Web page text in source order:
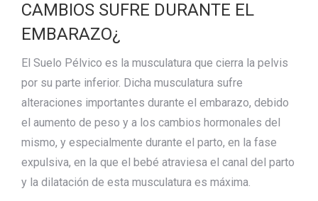
CAMBIOS SUFRE DURANTE EL
EMBARAZO¿
El Suelo Pélvico es la musculatura que cierra la pelvis
por su parte inferior. Dicha musculatura sufre
alteraciones importantes durante el embarazo, debido
el aumento de peso y a los cambios hormonales del
mismo, y especialmente durante el parto, en la fase
expulsiva, en la que el bebé atraviesa el canal del parto
y la dilatación de esta musculatura es máxima.